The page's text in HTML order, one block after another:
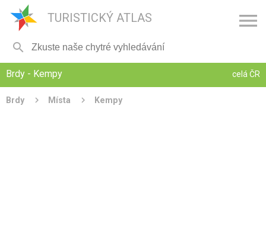
TURISTICKÝ ATLAS 

Brdy - Kempy celá ČR
Brdy Místa Kempy